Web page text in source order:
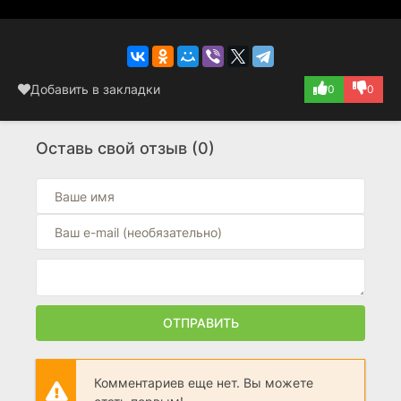
Добавить в закладки 0 0
Оставь свой отзыв (0)
ОТПРАВИТЬ
Комментариев еще нет. Вы можете